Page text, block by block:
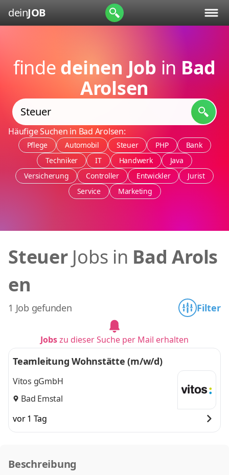
deinJOB
finde deinen Job in Bad
Arolsen
Häufige Suchen in Bad Arolsen:
Pflege Automobil Steuer PHP
Bank
Techniker
IT Handwerk
Java
Versicherung
Controller Entwickler
Jurist
Service
Marketing
SteuerJobs in Bad Arols
en
1 Job gefunden Filter
Jobszu dieser Suche per Mail erhalten
Teamleitung Wohnstätte (m/w/d)
Vitos gGmbH
Bad Emstal
vor 1 Tag
Beschreibung